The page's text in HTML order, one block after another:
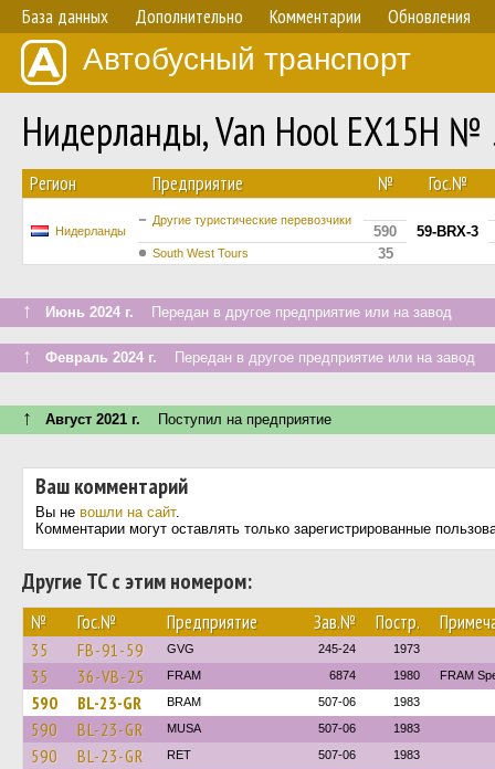
База данных Дополнительно Комментарии Обновления
Автобусный транспорт
Нидерланды, Van Hool EX15H №
Регион Предприятие № Гос.№
Нидерланды
Другие туристические перевозчики
59-BRX-3
590
South West Tours 35
↑ Июнь 2024 г. Передан в другое предприятие или на завод
↑ Февраль 2024 г. Передан в другое предприятие или на завод
↑ Август 2021 г. Поступил на предприятие
Ваш комментарий
Вы не вошли на сайт.
Комментарии могут оставлять только зарегистрированные
Другие ТС с этим номером:
№ Гос.№ Предприятие Зав.№ Постр.
35 FB-91-59 GVG 245-24 1973
35 36-VB-25 FRAM 6874 1980 FRAM
590 BL-23-GR BRAM 507-06 1983
590 BL-23-GR MUSA 507-06 1983
590 BL-23-GR RET 507-06 1983